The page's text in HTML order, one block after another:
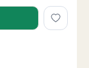
i 6710
Esbjerg V, Vej